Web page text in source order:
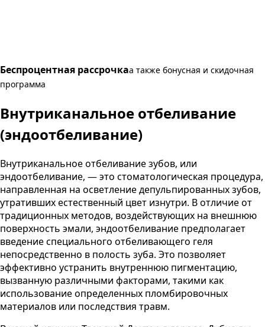
Беспроцентная рассрочкаа также бонусная и скидочная
программа
Внутриканальное отбеливание
(эндоотбеливание)
Внутриканальное отбеливание зубов, или
эндоотбеливание, — это стоматологическая процедура,
направленная на осветление депульпированных зубов,
утративших естественный цвет изнутри. В отличие от
традиционных методов, воздействующих на внешнюю
поверхность эмали, эндоотбеливание предполагает
введение специального отбеливающего геля
непосредственно в полость зуба. Это позволяет
эффективно устранить внутреннюю пигментацию,
вызванную различными факторами, такими как
использование определенных пломбировочных
материалов или последствия травм.